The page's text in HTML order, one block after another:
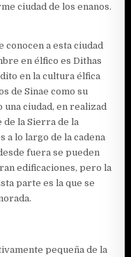
ciudad de los enanos.
a esta ciudad
en élfico es Dithas
en la cultura élfica
de Sinae como su
una ciudad, en realizad
la Sierra de la
a lo largo de la cadena
fuera se pueden
edificaciones, pero la
parte es la que se
pequeña de la